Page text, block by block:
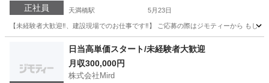
正社員 天満橋駅 5月23日
【未経験者大歓迎‼️、建設現場でのお仕事です‼️】 ご応募の際はジモティーから もし
天満橋駅 土木 未経験
日当高単価スタート/未経験者大歓迎
月収300,000円
株式会社Mird